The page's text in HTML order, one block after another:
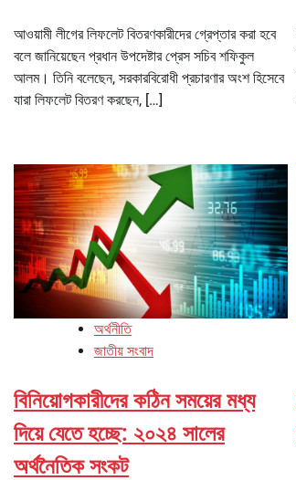
আওয়ামী লীগের লিফলেট বিতরণকারীদের গ্রেপ্তার করা হবে
বলে জানিয়েছেন প্রধান উপদেষ্টার প্রেস সচিব শফিকুল
আলম। তিনি বলেছেন, সরকারবিরোধী প্রচারণার অংশ হিসেবে
যারা লিফলেট বিতরণ করছেন, […]
অর্থনীতি
জাতীয় সংবাদ
বিনিয়োগকারীদের কঠিন সময়ের মধ্য
দিয়ে যেতে হচ্ছে: ২০২৪ সালের
অর্থনৈতিক সংকট